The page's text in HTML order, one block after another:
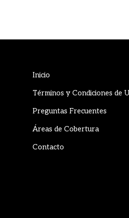
Inicio
Términos y Condiciones de
Preguntas Frecuentes
Áreas de Cobertura
Contacto